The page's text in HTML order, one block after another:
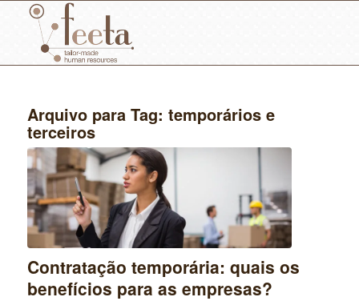
Arquivo para Tag: temporários e
terceiros
Contratação temporária: quais os
benefícios para as empresas?